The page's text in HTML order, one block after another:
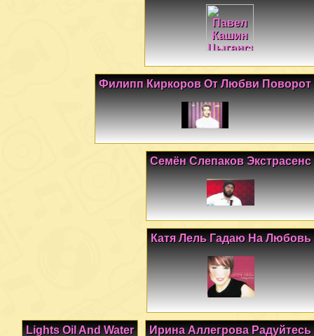
Филипп Киркоров От Любви Поворот
Семён Слепаков Экстрасенс
Катя Лель Гадаю На Любовь
Ирина Аллегрова Радуйтесь
Lights Oil And Water